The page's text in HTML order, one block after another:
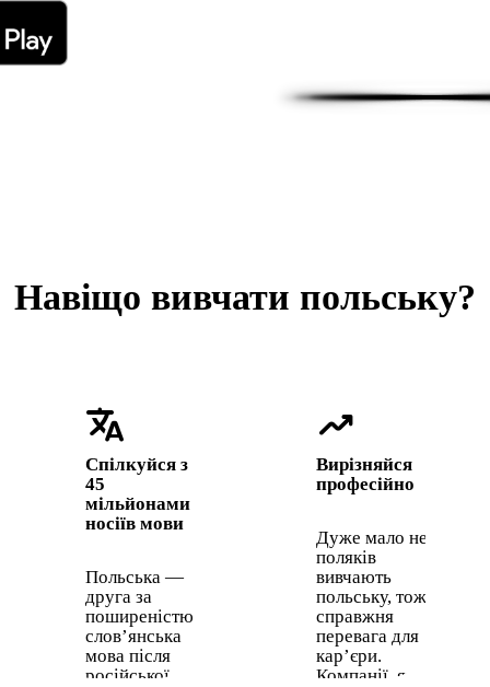
Навіщо вивчати польську?
translate
Спілкуйся з
45
мільйонами
носіїв мови
Польська —
друга за
поширеністю
слов’янська
мова після
російської.
trending_up
Вирізняйся
професійно
Дуже мало не
поляків
вивчають
польську, тож це
справжня
перевага для
кар’єри.
Компанії, які